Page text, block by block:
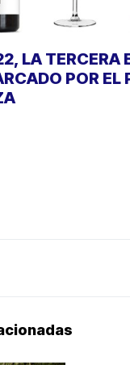
LA TERCERA
POR EL